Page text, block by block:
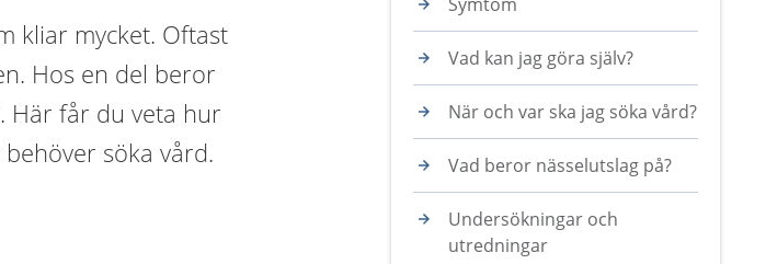
kliar mycket. Oftast
Hos en del beror
Här får du veta hur
söka vård.
Vad kan jag göra själv?
När och var ska jag söka vård?
Vad beror nässelutslag på?
Undersökningar och
utredningar